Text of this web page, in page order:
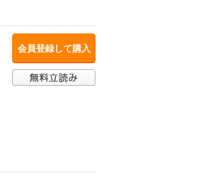
会員登録して購入